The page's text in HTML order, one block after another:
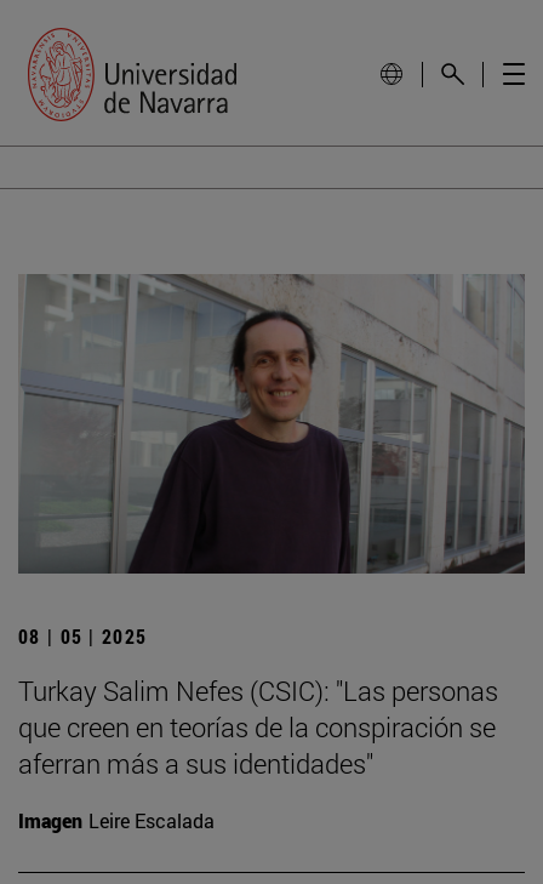
08 | 05 | 2025
Turkay Salim Nefes (CSIC): "Las personas
que creen en teorías de la conspiración se
aferran más a sus identidades"
Imagen Leire Escalada